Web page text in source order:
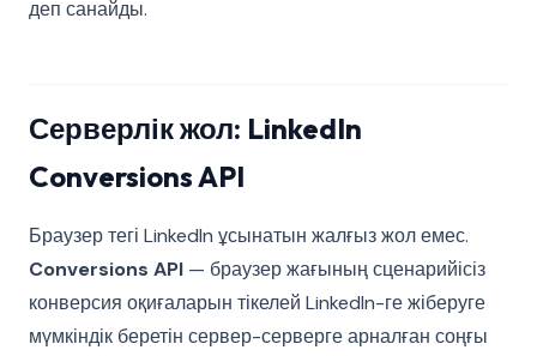
деп санайды.
Серверлік жол: LinkedIn
Conversions API
Браузер тегі LinkedIn ұсынатын жалғыз жол емес.
Conversions API — браузер жағының сценарийісіз
конверсия оқиғаларын тікелей LinkedIn-ге жіберуге
мүмкіндік беретін сервер-серверге арналған соңғы